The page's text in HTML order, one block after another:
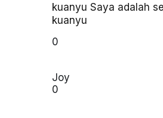
kuanyu Saya adalah
kuanyu
0
Joy
0